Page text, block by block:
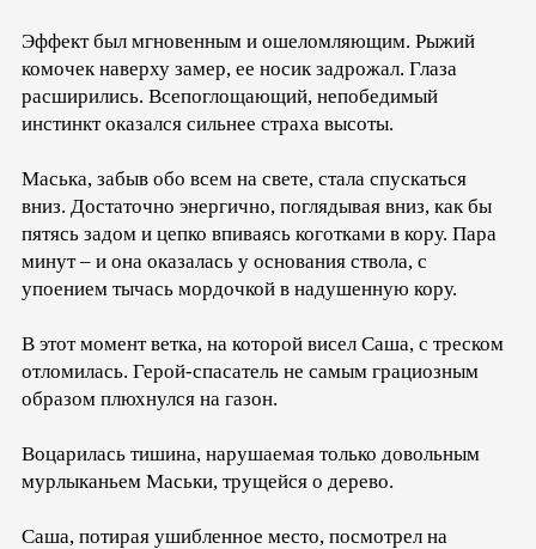
Эффект был мгновенным и ошеломляющим. Рыжий
комочек наверху замер, ее носик задрожал. Глаза
расширились. Всепоглощающий, непобедимый
инстинкт оказался сильнее страха высоты.
Маська, забыв обо всем на свете, стала спускаться
вниз. Достаточно энергично, поглядывая вниз, как бы
пятясь задом и цепко впиваясь коготками в кору. Пара
минут – и она оказалась у основания ствола, с
упоением тычась мордочкой в надушенную кору.
В этот момент ветка, на которой висел Саша, с треском
отломилась. Герой-спасатель не самым грациозным
образом плюхнулся на газон.
Воцарилась тишина, нарушаемая только довольным
мурлыканьем Маськи, трущейся о дерево.
Саша, потирая ушибленное место, посмотрел на